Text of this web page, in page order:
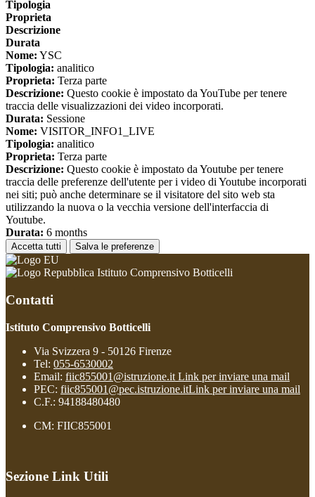
Tipologia
Proprieta
Descrizione
Durata
Nome: YSC
Tipologia: analitico
Proprieta: Terza parte
Descrizione: Questo cookie è impostato da YouTube per tenere
traccia delle visualizzazioni dei video incorporati.
Durata: Sessione
Nome: VISITOR_INFO1_LIVE
Tipologia: analitico
Proprieta: Terza parte
Descrizione: Questo cookie è impostato da Youtube per tenere
traccia delle preferenze dell'utente per i video di Youtube incorporati
nei siti; può anche determinare se il visitatore del sito web sta
utilizzando la nuova o la vecchia versione dell'interfaccia di
Youtube.
Durata: 6 months
Accetta tutti Salva le preferenze
Istituto Comprensivo Botticelli
Contatti
Istituto Comprensivo Botticelli
Via Svizzera 9 - 50126 Firenze
Tel: 055-6530002
Email: fiic855001@istruzione.it Link per inviare una mail
PEC: fiic855001@pec.istruzione.itLink per inviare una mail
C.F.: 94188480480
CM: FIIC855001
Sezione Link Utili